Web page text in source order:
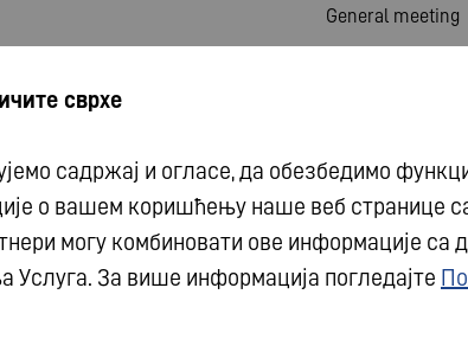
General meeting
Investor contact
Corporate
сврхе
садржај и огласе, да обезбедимо
о вашем коришћењу наше веб странице
могу комбиновати ове информације са
За више информација погледајте